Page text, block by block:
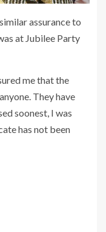
assurance to
at Jubilee Party
me that the
They have
soonest, I was
has not been